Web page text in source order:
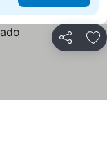
Dela